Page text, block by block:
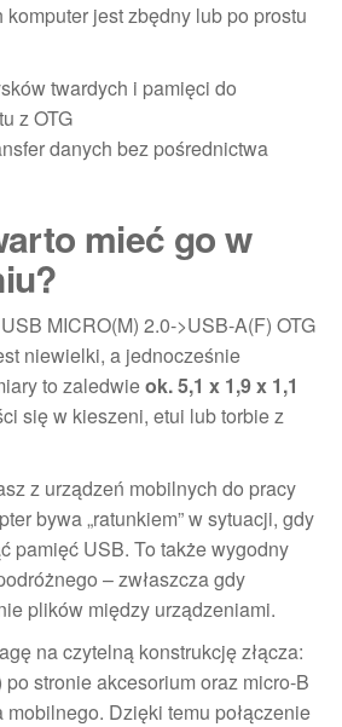
jest zbędny lub po prostu
twardych i pamięci do
z OTG
danych bez pośrednictwa
mieć go w
MICRO(M) 2.0->USB-A(F) OTG
niewielki, a jednocześnie
to zaledwieok. 5,1 x 1,9 x 1,1
się w kieszeni, etui lub torbie z
z urządzeń mobilnych do pracy
bywa „ratunkiem” w sytuacji, gdy
pamięć USB. To także wygodny
– zwłaszcza gdy
plików między urządzeniami.
na czytelną konstrukcję złącza:
stronie akcesorium oraz micro-B
Dzięki temu połączenie